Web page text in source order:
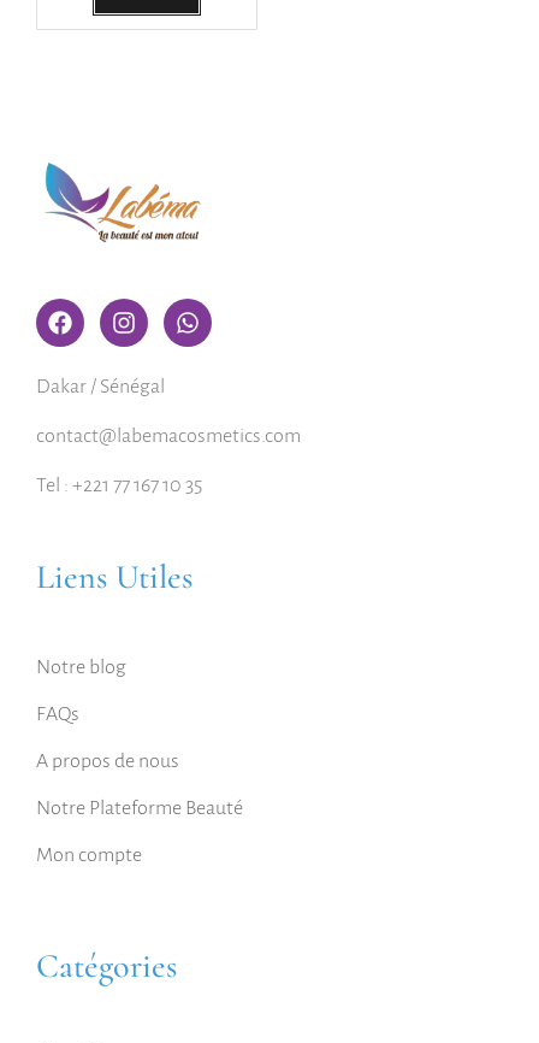
Dakar / Sénégal
contact@labemacosmetics.com
Tel : +221 77 167 10 35
Liens Utiles
Notre blog
FAQs
A propos de nous
Notre Plateforme Beauté
Mon compte
Catégories